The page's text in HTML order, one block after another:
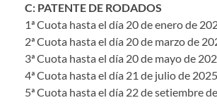
C: PATENTE DE RODADOS
1ª Cuota hasta el día 20 de enero de
2ª Cuota hasta el día 20 de marzo de
3ª Cuota hasta el día 20 de mayo de
4ª Cuota hasta el día 21 de julio de 2025
5ª Cuota hasta el día 22 de setiembre